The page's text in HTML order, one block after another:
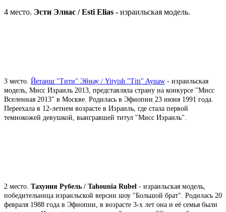
4 место. Эсти Элиас / Esti Elias - израильская модель.
3 место. Йетаиш "Тити" Эйнау / Yityish "Titi" Aynaw - израильская
модель, Мисс Израиль 2013, представляла страну на конкурсе "Мисс
Вселенная 2013" в Москве. Родилась в Эфиопии 23 июня 1991 года.
Переехала в 12-летнем возрасте в Израиль, где стала первой
темнокожей девушкой, выигравшей титул "Мисс Израиль".
2 место. Тахуния Рубель / Tahounia Rubel - израильская модель,
победительница израильской версии шоу "Большой брат". Родилась 20
февраля 1988 года в Эфиопии, в возрасте 3-х лет она и её семья были